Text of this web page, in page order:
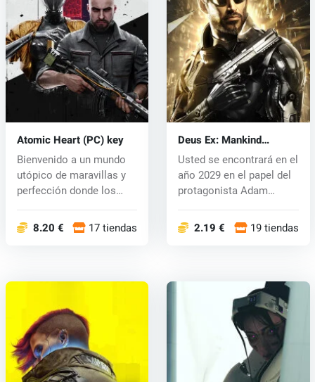
Atomic Heart (PC) key
Bienvenido a un mundo
utópico de maravillas y
perfección donde los
8.20 € 17 tiendas
Deus Ex: Mankind
Divided (PC) CD key
Usted se encontrará en el
año 2029 en el papel del
protagonista Adam
2.19 € 19 tiendas